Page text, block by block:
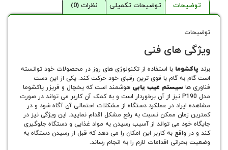
توضیحات تکمیلی نظرات (0)
های فنی
با استفاده از تکنولوژی های روز در محصولات خود توانسته
گام با قوی ترین رقبای خود حرکت کند. یکی از این دست
سیستم عیب یابیهوشمند است که یخچال و فریزر پاکشوما
مدل P190 نیز از آن برخوردار است و به کمک آن کاربر می تواند در صورت
در عملکرد دستگاه از مشکلات احتمالی آن آگاه شود و در
ممکن نسبت به رفع مشکل اقدام نمایید. این ویژگی نیز در
می تواند از آسیب رسیدن به مواد غذایی و دستگاه جلوگیری
به کاربر این امکان را می دهد که قبل از رسیدن دستگاه به
اقدامات لازم را به انجام رساند.